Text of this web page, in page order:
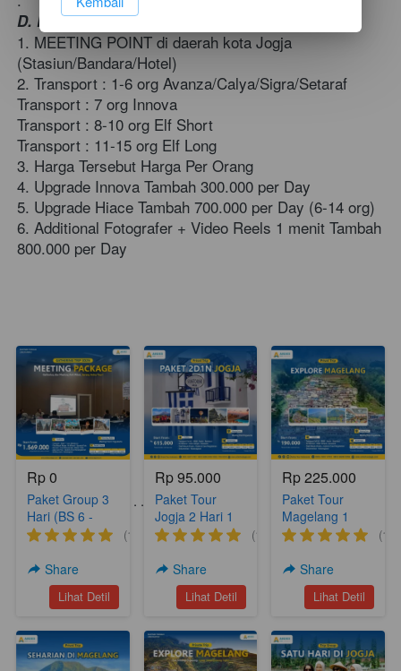
D. KET
1. MEETING POINT di daerah kota Jogja
(Stasiun/Bandara/Hotel)
2. Transport : 1-6 org Avanza/Calya/Sigra/Setaraf
Transport : 7 org Innova
Transport : 8-10 org Elf Short
Transport : 11-15 org Elf Long
3. Harga Tersebut Harga Per Orang
4. Upgrade Innova Tambah 300.000 per Day
5. Upgrade Hiace Tambah 700.000 per Day (6-14 org)
6. Additional Fotografer + Video Reels 1 menit Tambah
800.000 per Day
Paket Tour Lainnya . . . .
Rp 0
Paket Group 3
Hari (BS 6 -
Meeting
(1)
Share
`Lihat Detil
Rp 95.000
Paket Tour
Jogja 2 Hari 1
Malam Yogya
(1)
Share
`
Lihat Detil
Rp 225.000
Paket Tour
Magelang 1
hari (A18)
(1)
Share
`Lihat Detil